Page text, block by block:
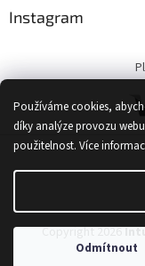
Používáme cookies,
díky analýze provozu
použitelnost. Více
Odmítnout
Instagram
Copyright 2026